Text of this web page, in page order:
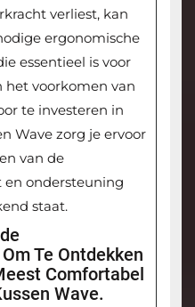
verliest, kan
ergonomische
essentieel is voor
het voorkomen van
te investeren in
Wave zorg je ervoor
van de
en ondersteuning
staat.
Te Ontdekken
Comfortabel
Wave.